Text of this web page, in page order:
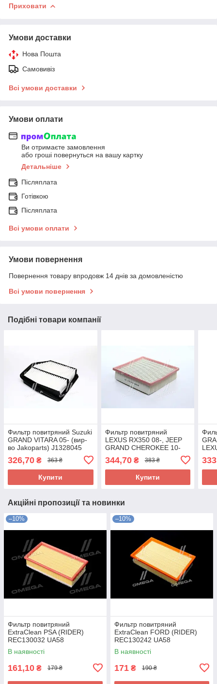
Приховати
Умови доставки
Нова Пошта
Самовивіз
Всі умови доставки
Умови оплати
Ви отримаєте замовлення
або гроші повернуться на вашу картку
Детальніше
Післяплата
Готівкою
Післяплата
Всі умови оплати
Умови повернення
Повернення товару впродовж 14 днів за домовленістю
Всі умови повернення
Подібні товари компанії
Фильтр повитряний Suzuki
GRAND VITARA 05- (вир-
во Jakoparts) J1328045
326,70 ₴ 363 ₴
Купити
Фильтр повитряний
LEXUS RX350 08-, JEEP
GRAND CHEROKEE 10-
(вир-во DENCKERMANN)
A141632 UA58
344,70₴ 383 ₴
Купити
333
Акційні пропозиції та новинки
–10%
Фильтр повитряний
ExtraClean PSA (RIDER)
REC130032 UA58
В наявності
161,10 ₴ 179 ₴
–10%
Фильтр повитряний
ExtraClean FORD (RIDER)
REC130242 UA58
В наявності
171 ₴ 190 ₴